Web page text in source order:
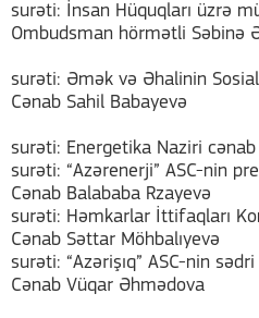
surəti: İnsan Hüquqları üzrə
Ombudsman hörmətli Səbinə
surəti: Əmək və Əhalinin
Cənab Sahil Babayevə
surəti: Energetika Naziri
surəti: “Azərenerji” ASC-nin
Cənab Balababa Rzayevə
surəti: Həmkarlar İttifaqları
Cənab Səttar Möhbalıyevə
surəti: “Azərişıq” ASC-nin sədri
Cənab Vüqar Əhmədova